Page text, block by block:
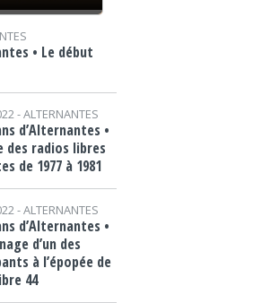
• Le début
-ALTERNANTES
d’Alternantes •
des radios libres
de 1977 à 1981
-ALTERNANTES
d’Alternantes •
d’un des
à l’épopée de
44